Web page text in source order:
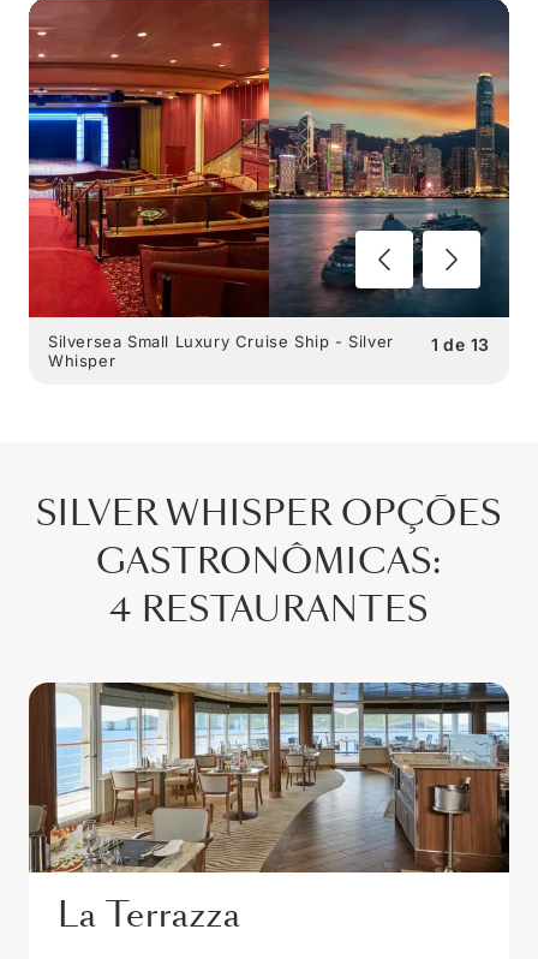
1 de 13
Silversea Small Luxury Cruise Ship - Silver
Whisper
SILVER WHISPER OPÇÕES
GASTRONÔMICAS:
4 RESTAURANTES
La Terrazza